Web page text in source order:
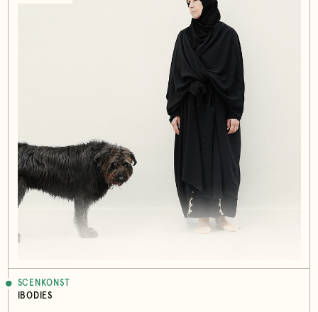
SCENKONST
IBODIES